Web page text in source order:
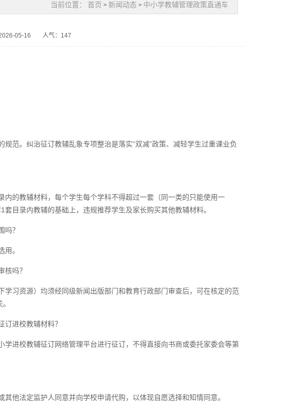
当前位置： 首页 > 新闻动态 > 中小学教辅管理政策直通车
05-16
人气：147
范。纠治征订教辅乱象专项整治是落实“双减”政策、减轻学生过重课业负
的教辅材料，每个学生每个学科不得超过一套（同一类的只能使用一
目录内教辅的基础上，违规推荐学生及家长购买其他教辅材料。
吗？
。
核吗？
习资源）均须经同级新闻出版部门和教育行政部门审查后，可在核定的范
进校教辅材料？
进校教辅征订网络管理平台进行征订，不得直接向书商或委托家委会等第
他法定监护人同意并向学校申请代购，以体现自愿选择和知情同意。